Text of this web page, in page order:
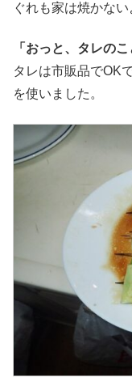
ぐれも家は焼かない
「おっと、タレの
タレは市販品でOK
を使いました。